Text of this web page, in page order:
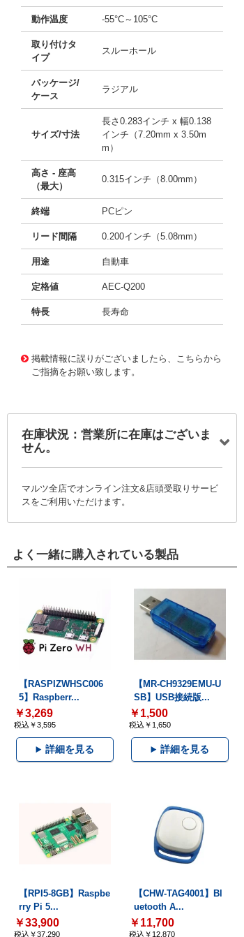
動作温度 -55°C～105°C
取り付けタ
イプ
スルーホール
パッケージ/
ケース
ラジアル
サイズ/寸法
長さ0.283インチ x 幅0.138
インチ（7.20mm x 3.50m
m）
高さ - 座高
（最大）
0.315インチ（8.00mm）
終端 PCピン
リード間隔 0.200インチ（5.08mm）
用途 自動車
定格値 AEC-Q200
特長 長寿命
掲載情報に誤りがございましたら、こちらから
ご指摘をお願い致します。
在庫状況：営業所に在庫はございま
せん。
マルツ全店でオンライン注文&店頭受取りサービ
スをご利用いただけます。
よく一緒に購入されている製品
【RASPIZWHSC006
5】Raspberr...
￥3,269
税込￥3,595
詳細を見る
【MR-CH9329EMU-U
SB】USB接続版...
￥1,500
税込￥1,650
詳細を見る
【RPI5-8GB】Raspbe
rry Pi 5...
￥33,900
税込￥37,290
【CHW-TAG4001】Bl
uetooth A...
￥11,700
税込￥12,870